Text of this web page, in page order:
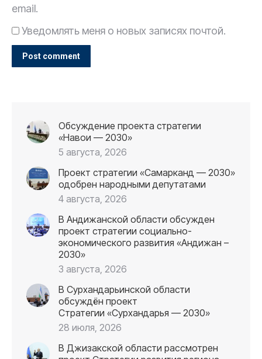
email.
Уведомлять меня о новых записях почтой.
Post comment
Обсуждение проекта стратегии
«Навои — 2030»
5 августа, 2026
Проект стратегии «Самарканд — 2030»
одобрен народными депутатами
4 августа, 2026
В Андижанской области обсужден
проект стратегии социально-
экономического развития «Андижан –
2030»
3 августа, 2026
В Сурхандарьинской области
обсуждён проект
Стратегии «Сурхандарья — 2030»
28 июля, 2026
В Джизакской области рассмотрен